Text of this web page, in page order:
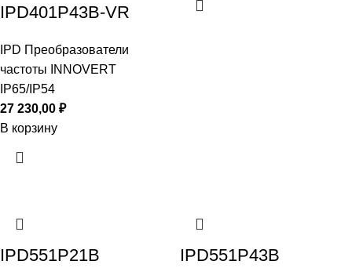
IPD401P43B-VR
IPD Преобразователи
частоты INNOVERT
IP65/IP54
27 230,00 ₽
В корзину
IPD551P21B IPD551P43B